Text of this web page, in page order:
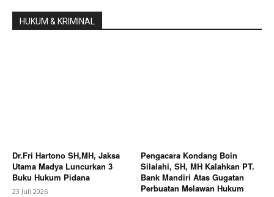
HUKUM & KRIMINAL
Dr.Fri Hartono SH,MH, Jaksa
Utama Madya Luncurkan 3
Buku Hukum Pidana
23 Juli 2026
Pengacara Kondang Boin
Silalahi, SH, MH Kalahkan PT.
Bank Mandiri Atas Gugatan
Perbuatan Melawan Hukum